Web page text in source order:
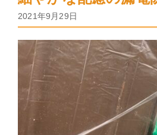
2021年9月29日